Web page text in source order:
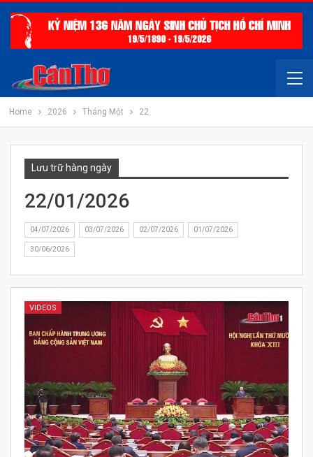
Home 2026 Tháng Một 22
Lưu trữ hàng ngày
22/01/2026
04/07/2026 03/07/2026 02/07/2026 01/07/2026
30/06/2026
VIDEOS